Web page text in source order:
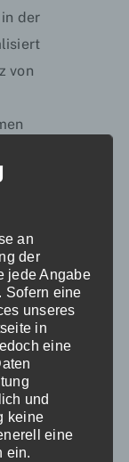
der
von
das
von
die
durch
Im
an
der
jede Angabe
Sofern eine
unseres
in
eine
und
keine
eine
ein.